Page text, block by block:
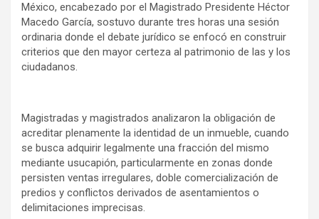
México, encabezado por el Magistrado Presidente Héctor
Macedo García, sostuvo durante tres horas una sesión
ordinaria donde el debate jurídico se enfocó en construir
criterios que den mayor certeza al patrimonio de las y los
ciudadanos.
Magistradas y magistrados analizaron la obligación de
acreditar plenamente la identidad de un inmueble, cuando
se busca adquirir legalmente una fracción del mismo
mediante usucapión, particularmente en zonas donde
persisten ventas irregulares, doble comercialización de
predios y conflictos derivados de asentamientos o
delimitaciones imprecisas.